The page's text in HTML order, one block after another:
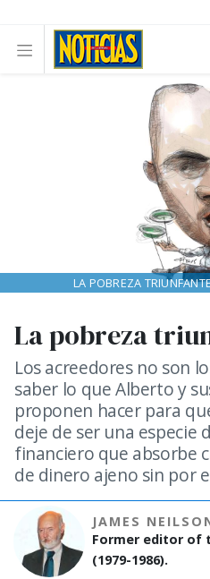
La pobreza
Los acreedores no son
saber lo que Alberto y
proponen hacer para
deje de ser una especie
financiero que absorbe
de dinero ajeno sin por
JAMES
Former editor of
(1979-1986).
LA POBREZA